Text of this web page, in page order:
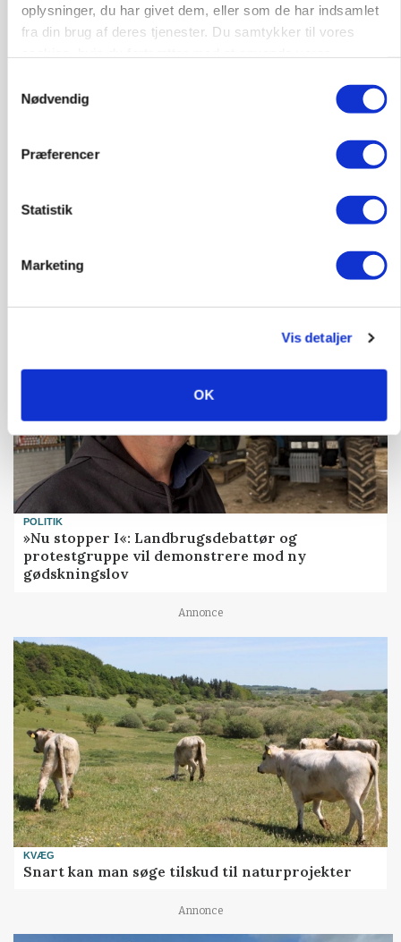
oplysninger, du har givet dem, eller som de har indsamlet
fra din brug af deres tjenester. Du samtykker til vores
Nødvendig
Præferencer
Statistik
Marketing
Vis detaljer
OK
Rådgiver om DB-Tjek: Små justeringer kan give
POLITIK
»Nu stopper I«: Landbrugsdebattør og
protestgruppe vil demonstrere mod ny
gødskningslov
Annonce
KVÆG
Snart kan man søge tilskud til naturprojekter
Annonce